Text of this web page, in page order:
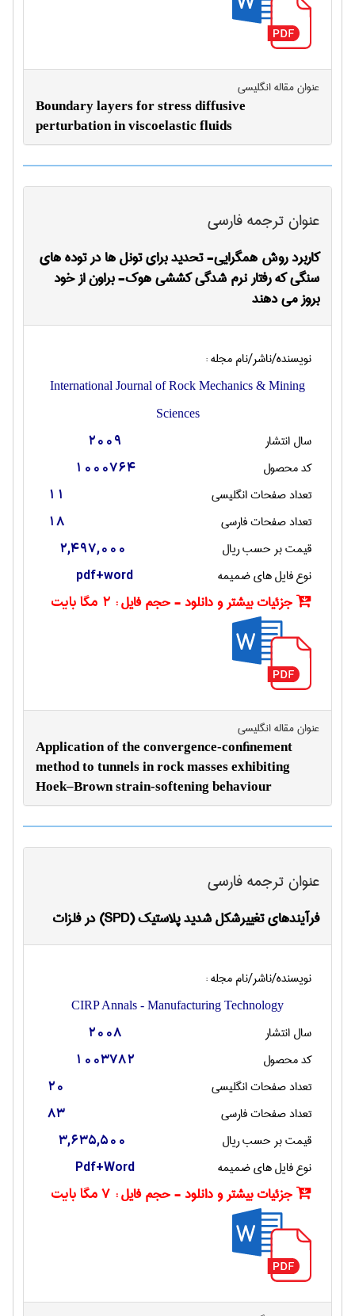
عنوان مقاله انگليسی
Boundary layers for stress diffusive
perturbation in viscoelastic fluids
عنوان ترجمه فارسی
کاربرد روش همگرایی- تحدید برای تونل ها در توده های
سنگی که رفتار نرم شدگی کششی هوک- براون از خود
بروز می دهند
نویسنده/ناشر/نام مجله :
International Journal of Rock Mechanics & Mining
Sciences
سال انتشار 2009
کد محصول 1000764
تعداد صفحات انگليسی 11
تعداد صفحات فارسی 18
قیمت بر حسب ریال 2,497,000
نوع فایل های ضمیمه pdf+word
جزئیات بیشتر و دانلود - حجم فایل : 2 مگا بایت
عنوان مقاله انگليسی
Application of the convergence-conﬁnement
method to tunnels in rock masses exhibiting
Hoek–Brown strain-softening behaviour
عنوان ترجمه فارسی
فرآیندهای تغییرشکل شدید پلاستیک (SPD) در فلزات
نویسنده/ناشر/نام مجله :
CIRP Annals - Manufacturing Technology
سال انتشار 2008
کد محصول 1003782
تعداد صفحات انگليسی 20
تعداد صفحات فارسی 83
قیمت بر حسب ریال 3,635,500
نوع فایل های ضمیمه Pdf+Word
جزئیات بیشتر و دانلود - حجم فایل : 7 مگا بایت